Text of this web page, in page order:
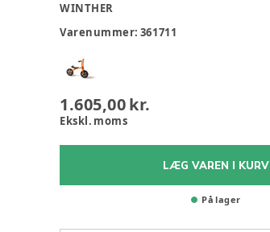
WINTHER
Varenummer: 361711
1.605,00 kr.
Ekskl. moms
LÆG VAREN I KURV
På lager